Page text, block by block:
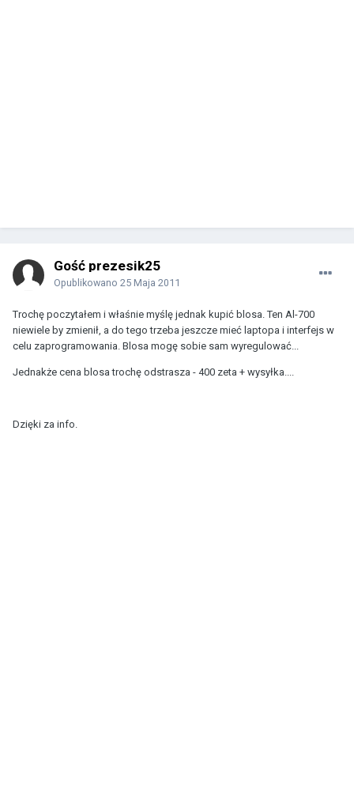
Gość prezesik25
Opublikowano 25 Maja 2011
Trochę poczytałem i właśnie myślę jednak kupić blosa. Ten Al-700
niewiele by zmienił, a do tego trzeba jeszcze mieć laptopa i interfejs w
celu zaprogramowania. Blosa mogę sobie sam wyregulować...
Jednakże cena blosa trochę odstrasza - 400 zeta + wysyłka....
Dzięki za info.